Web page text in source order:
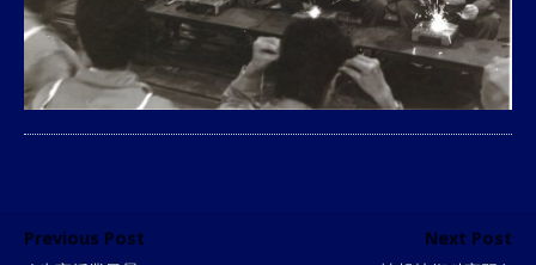
Previous Post
Next Post